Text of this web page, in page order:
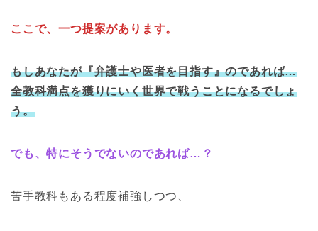
ここで、一つ提案があります。
もしあなたが『弁護士や医者を目指す』のであれば…
全教科満点を獲りにいく世界で戦うことになるでしょ
う。
でも、特にそうでないのであれば…？
苦手教科もある程度補強しつつ、